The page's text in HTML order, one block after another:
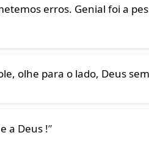
erros. Genial foi a
olhe para o lado, Deus
a Deus !”